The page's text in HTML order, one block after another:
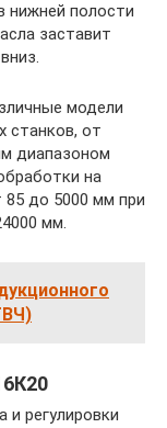
нижней полости
заставит
модели
станков, от
диапазоном
на
85 до 5000 мм при
мм.
и регулировки